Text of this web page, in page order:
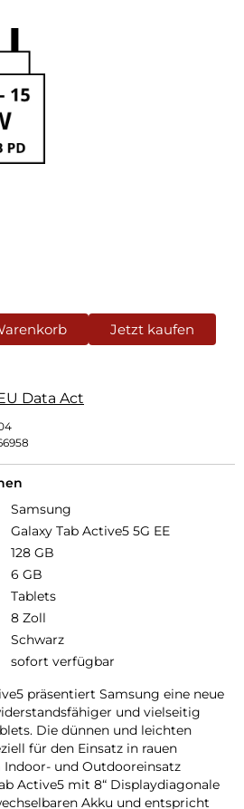
Jetzt kaufen
Data Act
Samsung
Galaxy Tab Active5 5G EE
128 GB
6 GB
Tablets
8 Zoll
Schwarz
sofort verfügbar
präsentiert Samsung eine neue
und vielseitig
Die dünnen und leichten
für den Einsatz in rauen
und Outdooreinsatz
Active5 mit 8“ Displaydiagonale
Akku und entspricht